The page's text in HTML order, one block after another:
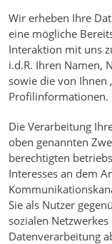
Wir erheben Ihre
eine mögliche
Interaktion mit uns
i.d.R. Ihren Namen,
sowie die von Ihnen
Profilinformationen.
Die Verarbeitung
oben genannten
berechtigten
Interesses an dem
Sie als Nutzer
sozialen
Datenverarbeitung